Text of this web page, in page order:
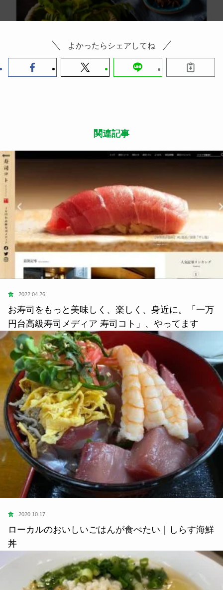
2022.04.26
お寿司をもっと美味しく、楽しく、身近に。「一万
円台高級寿司メディア 寿司コト」、やってます
食 2020.10.17
ローカルのおいしいごはんが食べたい｜しらす海鮮